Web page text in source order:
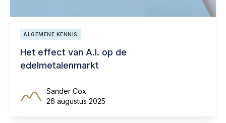
ALGEMENE KENNIS
Het effect van A.I. op de
edelmetalenmarkt
Sander Cox
26 augustus 2025